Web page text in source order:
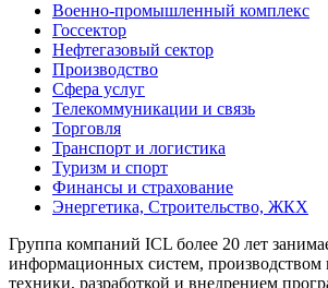
Военно-промышленный комплекс
Госсектор
Нефтегазовый сектор
Производство
Сфера услуг
Телекоммуникации и связь
Торговля
Транспорт и логистика
Туризм и спорт
Финансы и страхование
Энергетика, Строительство, ЖКХ
Группа компаний ICL более 20 лет
информационных систем, производством
техники, разработкой и внедрением